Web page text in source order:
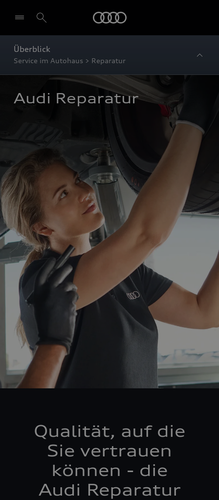
Überblick
Service im Autohaus > Reparatur
Audi Reparatur
Qualität, auf die
Sie vertrauen
können - die
Audi Reparatur